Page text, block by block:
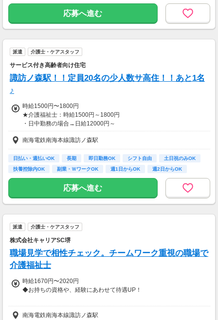
◆ 生活に役立つサービスの調査
保険相談・クレカ発行など、サービス体験後に
アンケートに回答するだけ！
・案件数 ：10～20件
・所要時間：1～2時間
mazonギフトカード2,000円分をプレゼント！
応募へ進む
派遣 介護士・ケアスタッフ
サービス付き高齢者向け住宅
諏訪ノ森駅！！定員20名の少人数サ高住！！あと1名
♪
時給1500円〜1800円
★介護福祉士：時給1500円～1800円
・日中勤務の場合→日給12000円～
・夜勤勤務の場合→日給29000円～
☆初任者研修(ヘルパー2級)：時給はご相談下さい♪
・日中勤務の場合→日給11200円～
・夜勤勤務の場合→日給27000円～
■交通費：別途全額支給
■支払い日：毎月25日
■支払い回数：月1回 ※週払いも対応可能
■賞与・退職金：基本賃金に含む
【交通費】
南海電鉄南海本線諏訪ノ森駅
日払い・週払いOK 長期 即日勤務OK シフト自由
土日祝のみOK
扶養控除内OK
副業・ＷワークOK 週1日からOK 週2日からOK
応募へ進む
派遣 介護士・ケアスタッフ
株式会社キャリアSC堺
職場見学で相性チェック。チームワーク重視の職場で
介護福祉士
時給1670円〜2020円
◆お持ちの資格や、経験にあわせて待遇UP！
◆最短翌日の日払いOK
急な出費があっても安心◎
南海電鉄南海本線諏訪ノ森駅